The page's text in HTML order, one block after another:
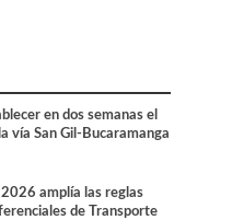
en dos semanas el
vía San Gil-Bucaramanga
amplía las reglas
de Transporte